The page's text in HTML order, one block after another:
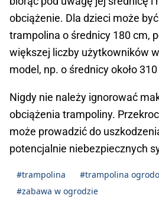
obciążenie. Dla dzieci może
trampolina o średnicy 180 cm,
większej liczby użytkowników
model, np. o średnicy około
Nigdy nie należy ignorować
obciążenia trampoliny.
może prowadzić do
potencjalnie niebezpiecznych
#trampolina
#trampolina
#zabawa w ogrodzie